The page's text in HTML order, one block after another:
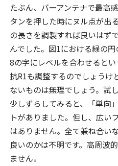
たぶん、バーアンテナで最高
タンを押した時にヌル点が出
の長さを調製すれば良いはず
んでした。図1における緑の
8の字にレベルを合わせると
抗R1も調整するのでしょうけ
ないものは無理でしょう。試
少しずらしてみると、「単向
トがありました。但し、広い
はありません。全て兼ね合い
良いのかは不明です。高周波
ません。